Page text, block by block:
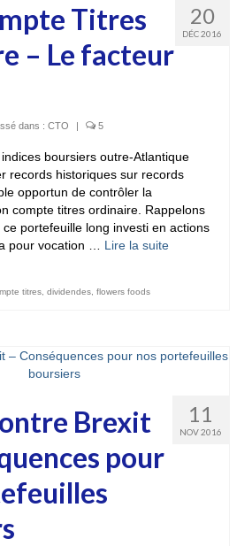
20
DÉC 2016
Titres
– Le facteur
dans : CTO | 5
boursiers outre-Atlantique
records historiques sur records
opportun de contrôler la
compte titres ordinaire. Rappelons
portefeuille long investi en actions
pour vocation … Lire la suite­­
titres dividendes flowers foods
11
NOV 2016
Brexit
pour